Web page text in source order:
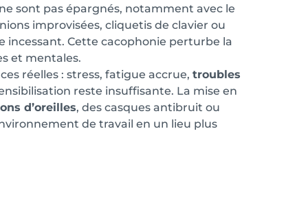
sont pas épargnés, notamment avec le
improvisées, cliquetis de clavier ou
Cette cacophonie perturbe la
et mentales.
réelles : stress, fatigue accrue, troubles
reste insuffisante. La mise en
d’oreilles, des casques antibruit ou
de travail en un lieu plus